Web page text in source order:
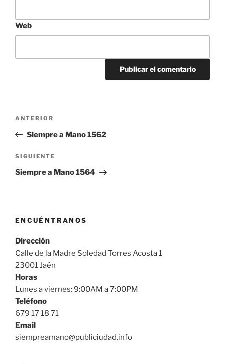
Web
Navegación
entradas
Entrada
anterior:
ANTERIOR
Siempre a Mano 1562
Siguiente
entrada
SIGUIENTE
Siempre a Mano 1564
ENCUÉNTRANOS
Dirección
Calle de la Madre Soledad Torres Acosta 1
23001 Jaén
Horas
Lunes a viernes: 9:00AM a 7:00PM
Teléfono
679 17 18 71
Email
siempreamano@publiciudad.info